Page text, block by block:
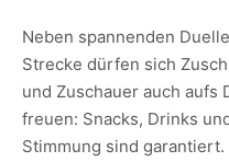
Neben spannenden
Strecke dürfen sich
und Zuschauer auch aufs
freuen: Snacks, Drinks
Stimmung sind garantiert.